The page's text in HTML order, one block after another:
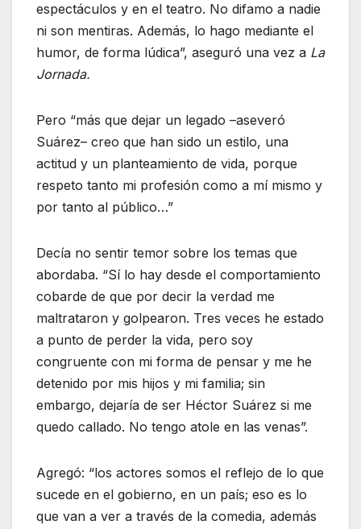
espectáculos y en el teatro. No difamo a nadie
ni son mentiras. Además, lo hago mediante el
humor, de forma lúdica , aseguró una vez a La
Jornada.
Pero “más que dejar un legado –aseveró
Suárez– creo que han sido un estilo, una
actitud y un planteamiento de vida, porque
respeto tanto mi profesión como a mí mismo y
por tanto al público…”
Decía no sentir temor sobre los temas que
abordaba.
Sí lo hay desde el comportamiento
cobarde de que por decir la verdad me
maltrataron y golpearon. Tres veces he estado
a punto de perder la vida, pero soy
congruente con mi forma de pensar y me he
detenido por mis hijos y mi familia; sin
embargo, dejaría de ser Héctor Suárez si me
quedo callado. No tengo atole en las venas .
Agregó:
los actores somos el reflejo de lo que
sucede en el gobierno, en un país; eso es lo
que van a ver a través de la comedia, además